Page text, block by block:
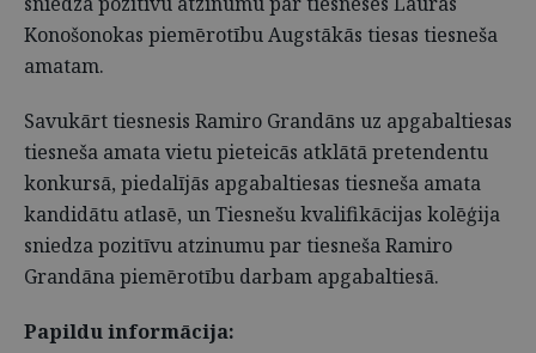
Konošonokas piemērotību Augstākās tiesas tiesneša
amatam.
Savukārt tiesnesis Ramiro Grandāns uz apgabaltiesas
tiesneša amata vietu pieteicās atklātā pretendentu
konkursā, piedalījās apgabaltiesas tiesneša amata
kandidātu atlasē, un Tiesnešu kvalifikācijas kolēģija
sniedza pozitīvu atzinumu par tiesneša Ramiro
Grandāna piemērotību darbam apgabaltiesā.
Papildu informācija: